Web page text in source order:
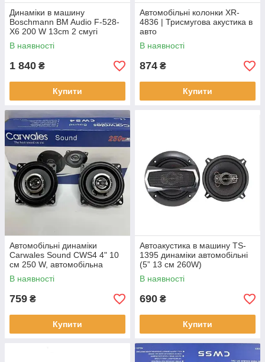
Динаміки в машину
Boschmann BM Audio F-528-
X6 200 W 13cm 2 смугі
компонентні
В наявності
1 840 ₴
Купити
Автомобільні колонки XR-
4836 | Трисмугова акустика в
авто
В наявності
874 ₴
Купити
Автомобільні динаміки
Carwales Sound CWS4 4" 10
см 250 W, автомобільна
акустика, колонки в машину
В наявності
759 ₴
Купити
Автоакустика в машину TS-
1395 динаміки автомобільні
(5” 13 см 260W)
В наявності
690 ₴
Купити